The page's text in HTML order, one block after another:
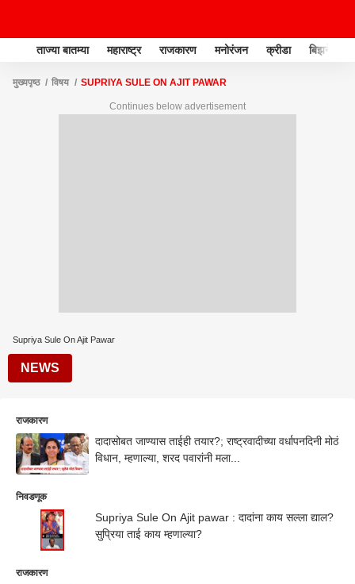
ताज्या बातम्या महाराष्ट्र राजकारण मनोरंजन क्रीडा बिझनेस
मुख्यपृष्ठ विषय SUPRIYA SULE ON AJIT PAWAR
Continues below advertisement
Supriya Sule On Ajit Pawar
NEWS
राजकारण
दादासोबत जाण्यास ताईही तयार?; राष्ट्रवादीच्या वर्धापनदिनी मोठं
विधान, म्हणाल्या, शरद पवारांनी मला...
निवडणूक
Supriya Sule On Ajit pawar : दादांना काय सल्ला द्याल?
सुप्रिया ताई काय म्हणाल्या?
राजकारण